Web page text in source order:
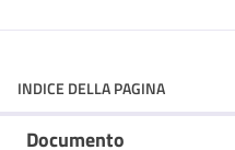
INDICE DELLA PAGINA
Documento